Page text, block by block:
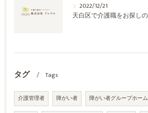
2022/12/21
タグ Tags
介護管理者 障がい者 障がい者グループホーム